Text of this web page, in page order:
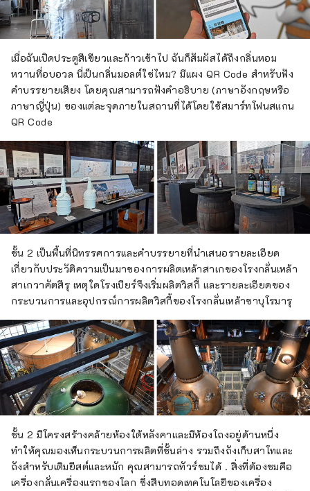
เมื่อฉันเปิดประตูสีเขียวและก้าวเข้าไป ฉันก็สัมผัสได้ถึงกลิ่นหอม
หวานที่อบอวล นี่เป็นกลิ่นมอลต์ใช่ไหม? มีแผง QR Code สำหรับฟัง
คำบรรยายเสียง โดยคุณสามารถฟังคำอธิบาย (ภาษาอังกฤษหรือ
ภาษาญี่ปุ่น) ของแต่ละจุดภายในสถานที่ได้โดยใช้สมาร์ทโฟนสแกน
QR Code
ชั้น 2 เป็นพื้นที่นิทรรศการและคำบรรยายที่นำเสนอรายละเอียด
เกี่ยวกับประวัติความเป็นมาของการผลิตเหล้าสาเกของโรงกลั่นเหล้า
สาเกวาคัตสึรุ เหตุใดโรงเบียร์จึงเริ่มผลิตวิสกี้ และรายละเอียดของ
กระบวนการและอุปกรณ์การผลิตวิสกี้ของโรงกลั่นเหล้าซาบุโรมารุ
ชั้น 2 มีโครงสร้างคล้ายห้องใต้หลังคาและมีห้องโถงอยู่ด้านหนึ่ง
ทำให้คุณมองเห็นกระบวนการผลิตที่ชั้นล่าง รวมถึงถังเก็บสาโทและ
ถังสำหรับเติมยีสต์และหมัก คุณสามารถทัวร์ชมได้ . สิ่งที่ต้องชมคือ
เครื่องกลั่นเครื่องแรกของโลก ซึ่งสืบทอดเทคโนโลยีของเครื่อง